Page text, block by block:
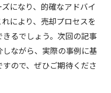
になり、的確なアドバイ
により、売却プロセスを
るでしょう。次回の記事
ながら、実際の事例に基
ので、ぜひご期待くださ